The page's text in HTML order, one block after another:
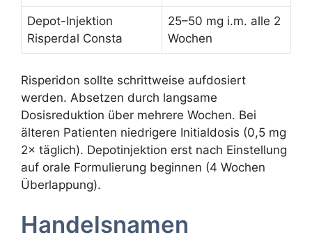
Depot-Injektion
Risperdal Consta
25–50 mg i.m. alle 2
Wochen
Risperidon sollte schrittweise aufdosiert
werden. Absetzen durch langsame
Dosisreduktion über mehrere Wochen. Bei
älteren Patienten niedrigere Initialdosis (0,5 mg
2× täglich). Depotinjektion erst nach Einstellung
auf orale Formulierung beginnen (4 Wochen
Überlappung).
Handelsnamen